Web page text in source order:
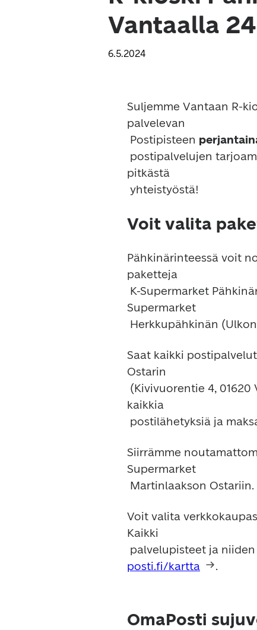
Vantaalla
6.5.2024
Suljemme Vantaan R-
palvelevan
Postipisteen
pitkästä
Voit valita
Pähkinärinteessä voit
paketteja
Supermarket
Saat kaikki
Ostarin
kaikkia
Siirrämme
Supermarket
Voit valita
Kaikki
posti.fi/kartta
.
OmaPosti